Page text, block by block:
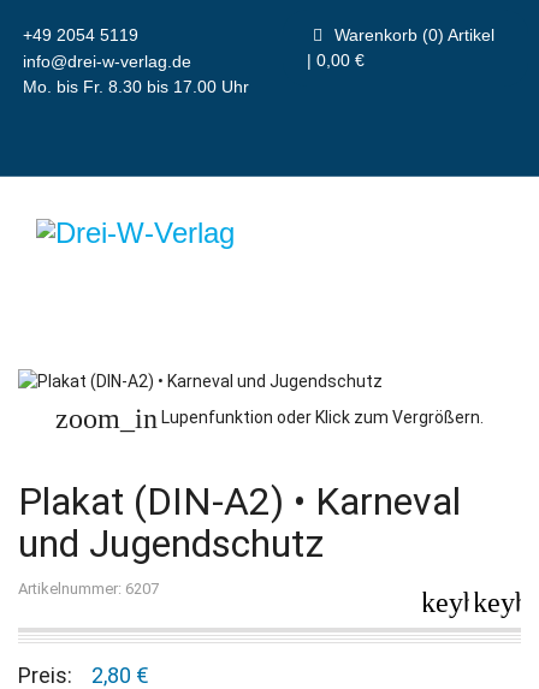
+49 2054 5119
info@drei-w-verlag.de
Mo. bis Fr. 8.30 bis 17.00 Uhr
Warenkorb (0) Artikel
| 0,00 €
zoom_in Lupenfunktion oder Klick zum Vergrößern.
Plakat (DIN-A2) • Karneval
und Jugendschutz
Artikelnummer: 6207
Preis: 2,80 €